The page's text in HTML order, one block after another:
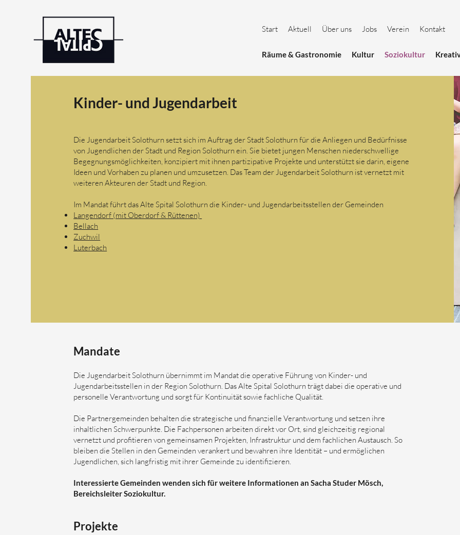
Start Aktuell Über uns Jobs Verein Kontakt
Räume & Gastronomie Kultur Soziokultur
Kinder- und Jugendarbeit
​Die Jugendarbeit Solothurn setzt sich im Auftrag der Stadt Solothurn für die Anliegen und Bedürfnisse
von Jugendlichen der Stadt und Region Solothurn ein. Sie bietet jungen Menschen niederschwellige
Begegnungsmöglichkeiten, konzipiert mit ihnen partizipative Projekte und unterstützt sie darin, eigene
Ideen und Vorhaben zu planen und umzusetzen. Das Team der Jugendarbeit Solothurn ist vernetzt mit
weiteren Akteuren der Stadt und Region.
Im Mandat führt das Alte Spital Solothurn die Kinder- und Jugendarbeitsstellen der Gemeinden
Langendorf (mit Oberdorf & Rüttenen)
Bellach
Zuchwil
Luterbach
Mandate
​Die Jugendarbeit Solothurn übernimmt im Mandat die operative Führung von Kinder- und
Jugendarbeitsstellen in der Region Solothurn. Das Alte Spital Solothurn trägt dabei die operative und
personelle Verantwortung und sorgt für Kontinuität sowie fachliche Qualität.
Die Partnergemeinden behalten die strategische und finanzielle Verantwortung und setzen ihre
inhaltlichen Schwerpunkte. Die Fachpersonen arbeiten direkt vor Ort, sind gleichzeitig regional
vernetzt und profitieren von gemeinsamen Projekten, Infrastruktur und dem fachlichen Austausch. So
bleiben die Stellen in den Gemeinden verankert und bewahren ihre Identität – und ermöglichen
Jugendlichen, sich langfristig mit ihrer Gemeinde zu identifizieren.
Interessierte Gemeinden wenden sich für weitere Informationen an Sacha Studer Mösch,
Bereichsleiter Soziokultur.
Projekte